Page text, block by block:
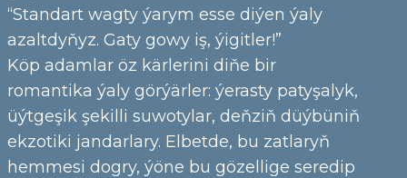
“Standart wagty ýarym esse diýen ýaly
azaltdyňyz. Gaty gowy iş, ýigitler!”
Köp adamlar öz kärlerini diňe bir
romantika ýaly görýärler: ýerasty patyşalyk,
üýtgeşik şekilli suwotylar, deňziň düýbüniň
ekzotiki jandarlary. Elbetde, bu zatlaryň
hemmesi dogry, ýöne bu gözellige seredip